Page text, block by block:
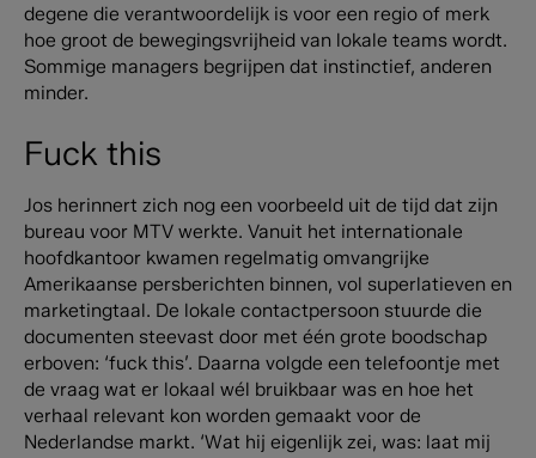
degene die verantwoordelijk is voor een regio of merk
hoe groot de bewegingsvrijheid van lokale teams wordt.
Sommige managers begrijpen dat instinctief, anderen
minder.
Fuck this
Jos herinnert zich nog een voorbeeld uit de tijd dat zijn
bureau voor MTV werkte. Vanuit het internationale
hoofdkantoor kwamen regelmatig omvangrijke
Amerikaanse persberichten binnen, vol superlatieven en
marketingtaal. De lokale contactpersoon stuurde die
documenten steevast door met één grote boodschap
erboven: ‘fuck this’. Daarna volgde een telefoontje met
de vraag wat er lokaal wél bruikbaar was en hoe het
verhaal relevant kon worden gemaakt voor de
Nederlandse markt. ‘Wat hij eigenlijk zei, was: laat mij